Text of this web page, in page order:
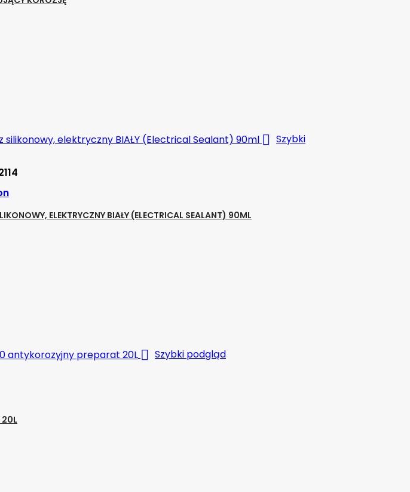
 Szybki
ELEKTRYCZNY BIAŁY (ELECTRICAL SEALANT) 90ML
 Szybki podgląd
20L